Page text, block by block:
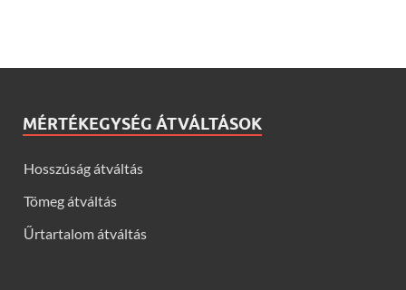
MÉRTÉKEGYSÉG ÁTVÁLTÁSOK
Hosszúság átváltás
Tömeg átváltás
Űrtartalom átváltás